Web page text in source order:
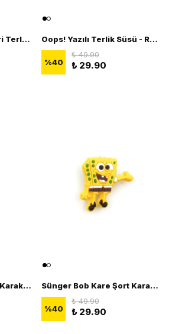
Marvel Thor Karakteri Terlik Süsü - 3D Terlik Süsü Figürü Oops! Yazılı Terlik Süsü - Renkli 3D Terlik Süsü Figürü
%40
₺ 49.90
₺ 29.90
Pac-Man Retro Oyun Karakteri Terlik Süsü - 3D Terlik Süsü Figürü Sünger Bob Kare Şort Karakteri Terlik Süsü - 3D Terlik Süsü Figürü
%40
₺ 49.90
₺ 29.90